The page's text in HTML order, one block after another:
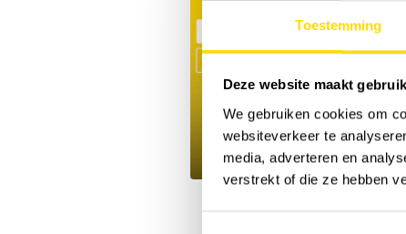
Toestemming
Deze website maakt
We gebruiken cookies om
websiteverkeer te
media, adverteren en
verstrekt of die ze hebben